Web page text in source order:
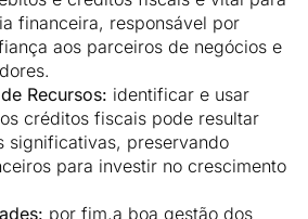
financeira, responsável por
aos parceiros de negócios e
Recursos: identificar e usar
créditos fiscais pode resultar
significativas, preservando
para investir no crescimento
por fim,a boa gestão dos